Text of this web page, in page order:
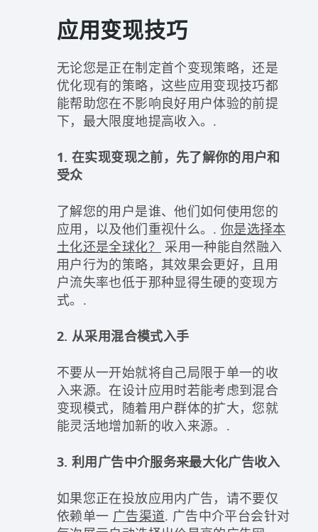
应用变现技巧
无论您是正在制定首个变现策略，还是
优化现有的策略，这些应用变现技巧都
能帮助您在不影响良好用户体验的前提
下，最大限度地提高收入。.
1. 在实现变现之前，先了解你的用户和
受众
了解您的用户是谁、他们如何使用您的
应用，以及他们重视什么。.你是选择本
土化还是全球化？
采用一种能自然融入
用户行为的策略，其效果会更好，且用
户流失率也低于那种显得生硬的变现方
式。.
2. 从采用混合模式入手
不要从一开始就将自己局限于单一的收
入来源。在设计应用时若能考虑到混合
变现模式，随着用户群体的扩大，您就
能灵活地增加新的收入来源。.
3. 利用广告中介服务来最大化广告收入
如果您正在投放应用内广告，请不要仅
依赖单一 广告渠道. 广告中介平台会针对